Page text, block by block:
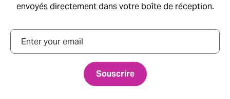
envoyés directement dans votre boîte de réception.
Courriel